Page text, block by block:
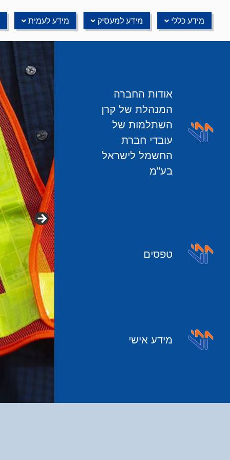
content
מידע כללי מידע למעסיק מידע לעמית
אודות החברה
המנהלת של קרן
השתלמות של
עובדי חברת
החשמל לישראל
בע"מ
טפסים
מידע אישי